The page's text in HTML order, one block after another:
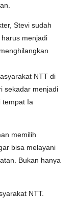
Stevi sudah
menjadi
NTT di
sekadar menjadi
tempat Ia
memilih
bisa melayani
Bukan hanya
NTT.